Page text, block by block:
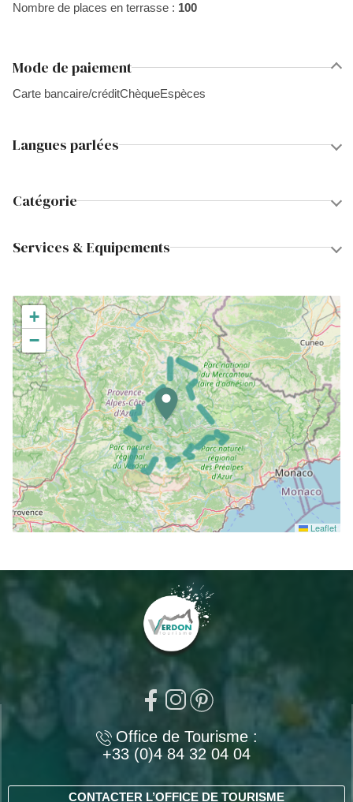
Nombre de places en terrasse : 100
Mode de paiement
Carte bancaire/créditChèqueEspèces
Langues parlées
Catégorie
Services & Equipements
+
−
Leaflet
Office de Tourisme :
+33 (0)4 84 32 04 04
CONTACTER L’OFFICE DE TOURISME